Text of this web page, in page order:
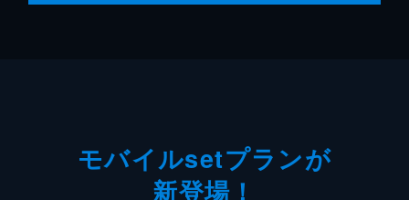
モバイルsetプランが
新登場！